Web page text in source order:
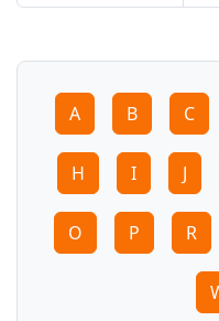
A B C
H I J
O P R